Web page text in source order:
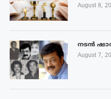
August 8,
നടൻ
August 7,